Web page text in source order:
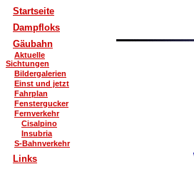
Startseite
Dampfloks
Gäubahn
Aktuelle
Sichtungen
Bildergalerien
Einst und jetzt
Fahrplan
Fenstergucker
Fernverkehr
Cisalpino
Insubria
S-Bahnverkehr
Links